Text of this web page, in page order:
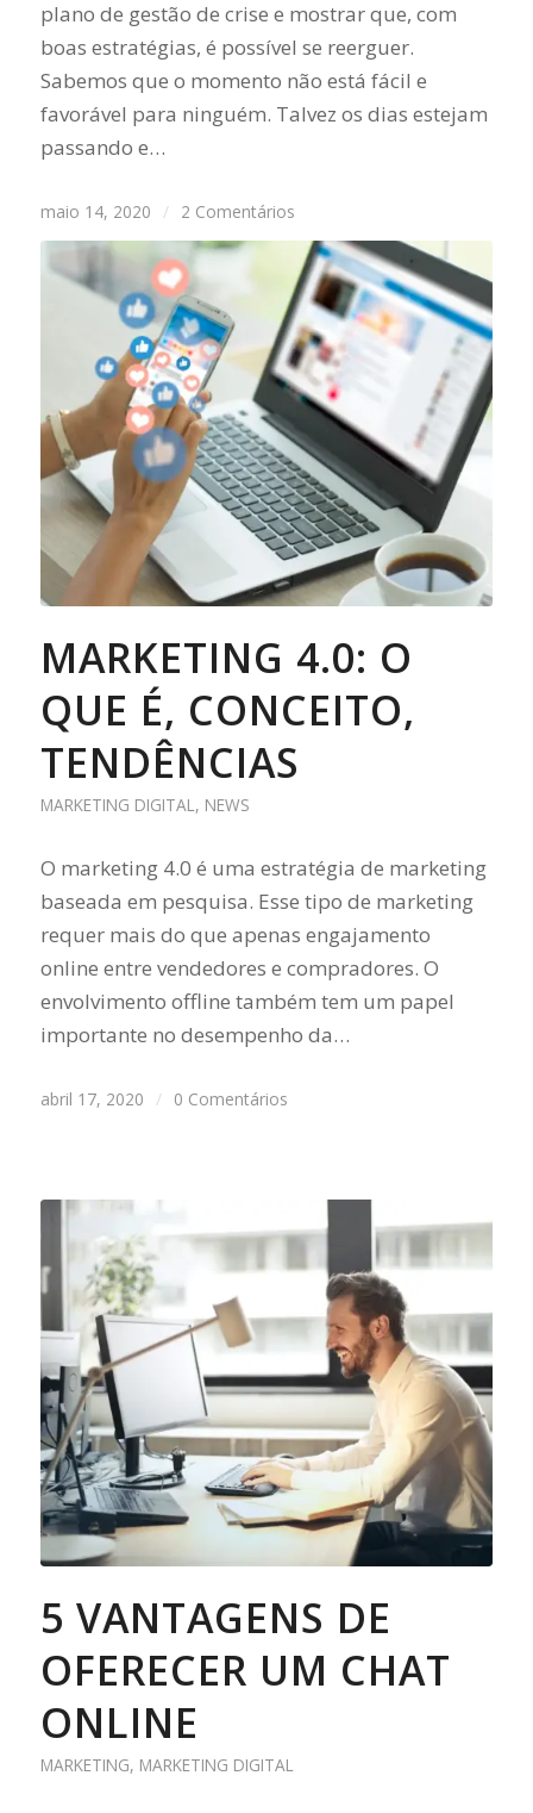
plano de gestão de crise e mostrar que, com
boas estratégias, é possível se reerguer.
Sabemos que o momento não está fácil e
favorável para ninguém. Talvez os dias estejam
passando e…
maio 14, 2020 / 2 Comentários
MARKETING 4.0: O
QUE É, CONCEITO,
TENDÊNCIAS
MARKETING DIGITAL, NEWS
O marketing 4.0 é uma estratégia de marketing
baseada em pesquisa. Esse tipo de marketing
requer mais do que apenas engajamento
online entre vendedores e compradores. O
envolvimento offline também tem um papel
importante no desempenho da…
abril 17, 2020 / 0 Comentários
5 VANTAGENS DE
OFERECER UM CHAT
ONLINE
MARKETING, MARKETING DIGITAL